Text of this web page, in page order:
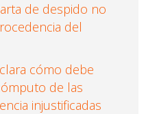
de despido no
del
cómo debe
de las
injustificadas